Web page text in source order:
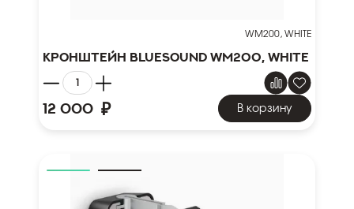
WM200, WHITE
Кронштейн Bluesound WM200, white
12 000 ₽ В корзину